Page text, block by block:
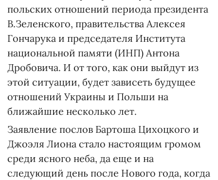
польских отношений периода президента
В.Зеленского, правительства Алексея
Гончарука и председателя Института
национальной памяти (ИНП) Антона
Дробовича. И от того, как они выйдут из
этой ситуации, будет зависеть будущее
отношений Украины и Польши на
ближайшие несколько лет.
Заявление послов Бартоша Цихоцкого и
Джоэля Лиона стало настоящим громом
среди ясного неба, да еще и на
следующий день после Нового года, когда